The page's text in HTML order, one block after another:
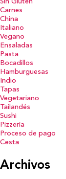
Sin Gluten
Carnes
China
Italiano
Vegano
Ensaladas
Pasta
Bocadillos
Hamburguesas
Indio
Tapas
Vegetariano
Tailandés
Sushi
Pizzería
Proceso de pago
Cesta
Archivos